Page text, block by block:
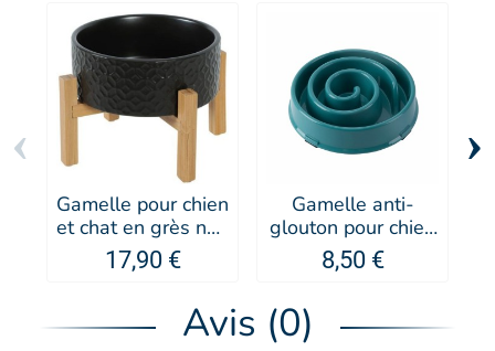
Gamelle pour chien
et chat en grès noir
Keramo - Zolux
17,90 €
Gamelle anti-
glouton pour chien
Sloweat - Doogy
8,50 €
‹ ›
Avis (0)